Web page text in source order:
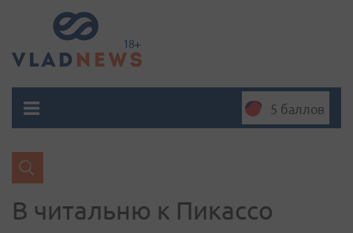
5 баллов
В читальню к Пикассо